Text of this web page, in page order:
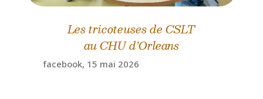
Les tricoteuses de CSLT
au CHU d’Orleans
facebook, 15 mai 2026